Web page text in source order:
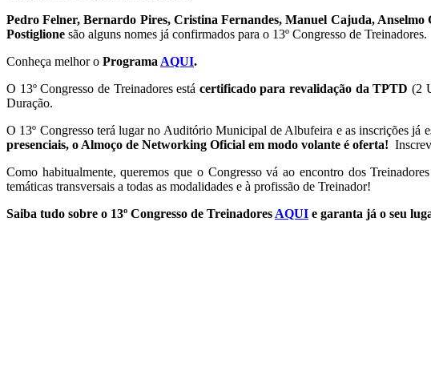
Pedro Felner, Bernardo Pires, Cristina Fernandes, Manuel Cajuda,
Postiglione são alguns nomes já confirmados para o 13º Congresso de Treinadores.
Conheça melhor o Programa AQUI.
O 13º Congresso de Treinadores está certificado para revalidação da TPTD (2
Duração.
O 13º Congresso terá lugar no Auditório Municipal de Albufeira e as inscrições já
presenciais, o Almoço de Networking Oficial em modo volante é oferta!
Como habitualmente, queremos que o Congresso vá ao encontro dos
temáticas transversais a todas as modalidades e à profissão de Treinador!
Saiba tudo sobre o 13º Congresso de Treinadores AQUI e garanta já o seu